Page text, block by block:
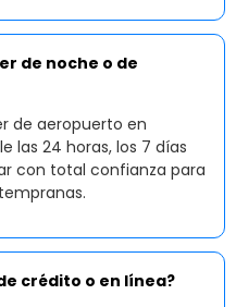
de noche o de
de aeropuerto en
las 24 horas, los 7 días
con total confianza para
crédito o en línea?